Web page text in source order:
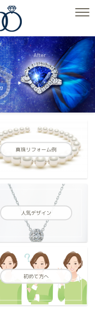
真珠リフォーム例
人気デザイン
初めて方へ